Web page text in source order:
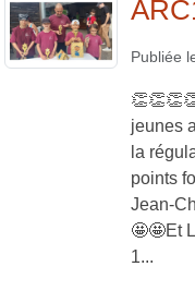
Publiée
jeunes
la
points
Jean-
🤩🤩Et
1...